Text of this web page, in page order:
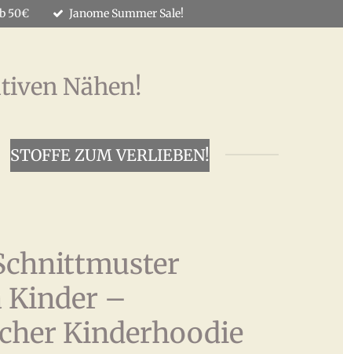
50€ Janome Summer Sale!
Nähen!
STOFFE ZUM VERLIEBEN!
Kinder –
Kinderhoodie